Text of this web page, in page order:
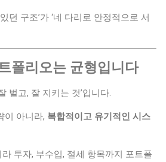
던 구조’가 ‘네 다리로 안정적으로 서
폴리오는 균형입니다
벌고, 잘 지키는 것’입니다.
이 아니라, 복합적이고 유기적인 시스
투자, 부수입, 절세 항목까지 포트폴